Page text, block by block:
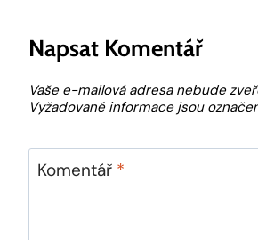
Napsat Komentář
Vaše e-mailová adresa nebude
Vyžadované informace jsou
Komentář *